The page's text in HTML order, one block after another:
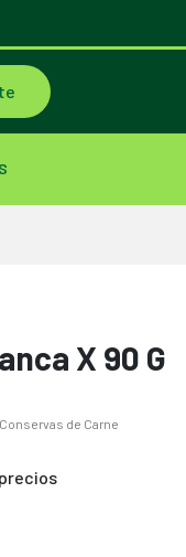
X 90 G
Conservas de Carne